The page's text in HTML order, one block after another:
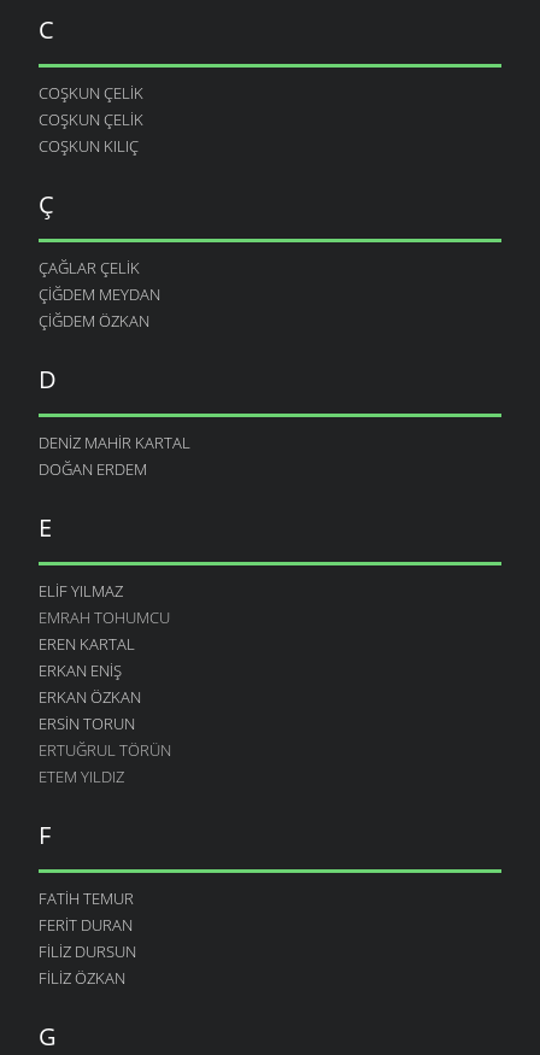
C
COŞKUN ÇELIK
COŞKUN ÇELIK
COŞKUN KILIÇ
Ç
ÇAĞLAR ÇELIK
ÇIĞDEM MEYDAN
ÇIĞDEM ÖZKAN
D
DENIZ MAHIR KARTAL
DOĞAN ERDEM
E
ELIF YILMAZ
EMRAH TOHUMCU
EREN KARTAL
ERKAN ENIŞ
ERKAN ÖZKAN
ERSIN TORUN
ERTUĞRUL TÖRÜN
ETEM YILDIZ
F
FATIH TEMUR
FERIT DURAN
FILIZ DURSUN
FILIZ ÖZKAN
G